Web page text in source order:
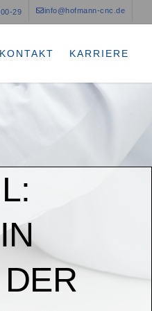
29 info@hofmann-cnc.de
KONTAKT KARRIERE